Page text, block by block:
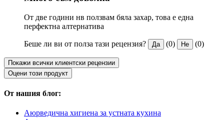
От две години нв ползвам бяла захар, това е една
перфектна алтернатива
Беше ли ви от полза тази рецензия? Да (0) Не (0)
Покажи всички клиентски рецензии
Оцени този продукт
От нашия блог:
Аюрведична хигиена за устната кухина